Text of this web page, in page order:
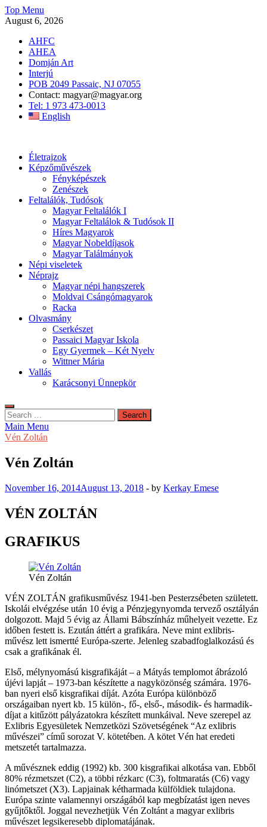
Skip
to
Top Menu
August 6, 2026
AHFC
AHEA
Domján Art
Interjú
POB 2049 Passaic, NJ 07055
Contact: magyar@magyar.org
Tel: 1 973 473-0013
English
Életrajzok
Képzőművészek
Fényképészek
Zenészek
Feltalálók, Tudósok
Magyar Feltalálók I
Magyar Feltalálok & Tudósok II
Híres Magyarok
Magyar Nobeldíjasok
Magyar Találmányok
Népi viseletek
Néprajz
Magyar népi hangszerek
Moldvai Csángómagyarok
Racka
Olvasmány
Cserkészet
Passaici Magyar Iskola
Egy Gyermek – Két Nyelv
Wittner Mária
Vallás
Karácsonyi Ünnepkör
Search
for:
Main Menu
Vén Zoltán
Vén Zoltán
November 16, 2014August 13, 2018 - by Kerkay Emese
VÉN ZOLTÁN
GRAFIKUS
Vén Zoltán
VÉN ZOLTÁN grafikusművész 1941-ben Pesterzsébeten született.
Iskolái elvégzése után 10 évig a Pénzjegynyomda tervező osztályán
dolgozott. Majd 5 évig az Állami Bábszínház műhelyeit vezette. Ez
időben festett is. Ezután áttért a grafikára. Neve mint exlibris-
művész lett ismertté Európa-szerte. Jelenleg szabadfoglalkozású és
csak a grafikának él.
Első, mélynyomású kisgrafikáját – a Mátyás templomot ábrázoló
újévi lapját – 1973-ban készítette a nagyközönség számára. 1976-
ban nyeri első kisgrafikai díját. Azóta Európa különböző
országaiban nyert kb. 15 külön-, fő-, első-, második- és harmadik-
díjat a kitűzött pályázatokra készített munkáival. Neve szerepel az
Exlibris Egyesületek Nemzetközi Szövetségének “Az exlibris
művészei” című sorozat V. kötetében. A kötet Vén hat eredeti
metszetét tartalmazza.
A művésznek eddig (1992) kb. 300 kisgrafikai alkotása van. Ebből
80% rézmetszet (C2), a többi rézkarc (C3), foltmaratás (C6) vagy
linómetszet (X3). Lapjainak kétharmada külföldiek tulajdona.
Európa szinte valamennyi országából kap megbízatást igen neves
gyűjtőktől. Joggal nevezhetjük Vén Zoltánt a magyar exlibris
művészet legsikeresebb diplomatájának.